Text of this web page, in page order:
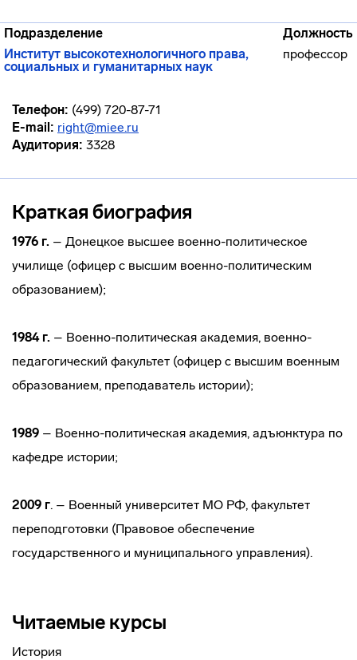
Подразделение
Должность
Институт высокотехнологичного права,
социальных и гуманитарных наук
профессор
Телефон: (499) 720-87-71
E-mail: right@miee.ru
Аудитория: 3328
Краткая биография
1976 г. – Донецкое высшее военно-политическое
училище (офицер с высшим военно-политическим
образованием);
1984 г. – Военно-политическая академия, военно-
педагогический факультет (офицер с высшим военным
образованием, преподаватель истории);
1989 – Военно-политическая академия, адъюнктура по
кафедре истории;
2009 г. – Военный университет МО РФ, факультет
переподготовки (Правовое обеспечение
государственного и муниципального управления).
Читаемые курсы
История